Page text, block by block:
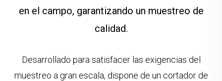
en el campo, garantizando un muestreo de
calidad.
Desarrollado para satisfacer las exigencias del
muestreo a gran escala, dispone de un cortador de